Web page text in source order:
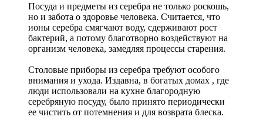
Посуда и предметы из серебра не только роскошь,
но и забота о здоровье человека. Считается, что
ионы серебра смягчают воду, сдерживают рост
бактерий, а потому благотворно воздействуют на
организм человека, замедляя процессы старения.
Столовые приборы из серебра требуют особого
внимания и ухода. Издавна, в богатых домах , где
люди использовали на кухне благородную
серебряную посуду, было принято периодически
ее чистить от потемнения и для возврата блеска.